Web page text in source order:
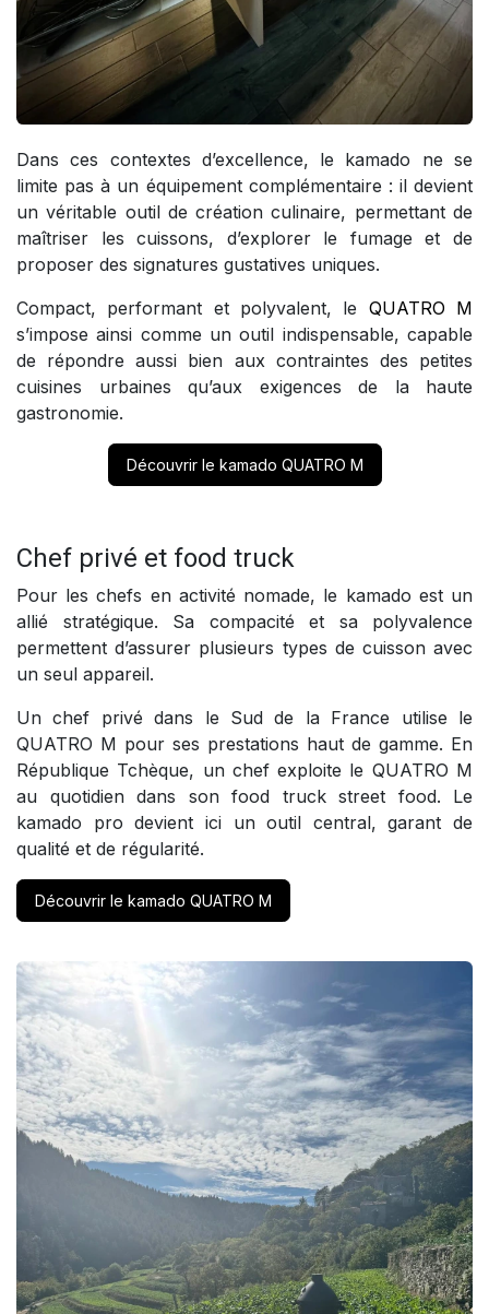
Dans ces contextes d’excellence, le kamado ne se
limite pas à un équipement complémentaire : il devient
un véritable outil de création culinaire, permettant de
maîtriser les cuissons, d’explorer le fumage et de
proposer des signatures gustatives uniques.
Compact, performant et polyvalent, le QUATRO M
s’impose ainsi comme un outil indispensable, capable
de répondre aussi bien aux contraintes des petites
cuisines urbaines qu’aux exigences de la haute
gastronomie.
Découvrir le kamado QUATRO M
Chef privé et food truck
Pour les chefs en activité nomade, le kamado est un
allié stratégique. Sa compacité et sa polyvalence
permettent d’assurer plusieurs types de cuisson avec
un seul appareil.
Un chef privé dans le Sud de la France utilise le
QUATRO M pour ses prestations haut de gamme. En
République Tchèque, un chef exploite le QUATRO M
au quotidien dans son food truck street food. Le
kamado pro devient ici un outil central, garant de
qualité et de régularité.
Découvrir le kamado QUATRO M